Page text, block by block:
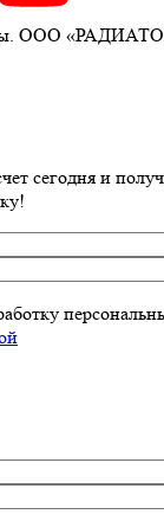
ООО
сегодня и